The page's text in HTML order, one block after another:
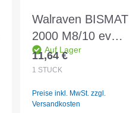
Walraven BISMAT
2000 M8/10 ev
epdm
Zweischraubenschel
114
Auf Lager
Regulärer Preis:
11,64 €
1 STÜCK
Preise inkl. MwSt. zzgl.
Versandkosten